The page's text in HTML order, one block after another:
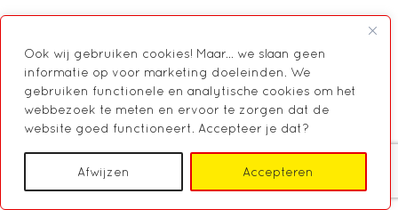
Ook wij gebruiken cookies! Maar... we slaan geen
informatie op voor marketing doeleinden. We
gebruiken functionele en analytische cookies om het
webbezoek te meten en ervoor te zorgen dat de
website goed functioneert. Accepteer je dat?
Afwijzen Accepteren